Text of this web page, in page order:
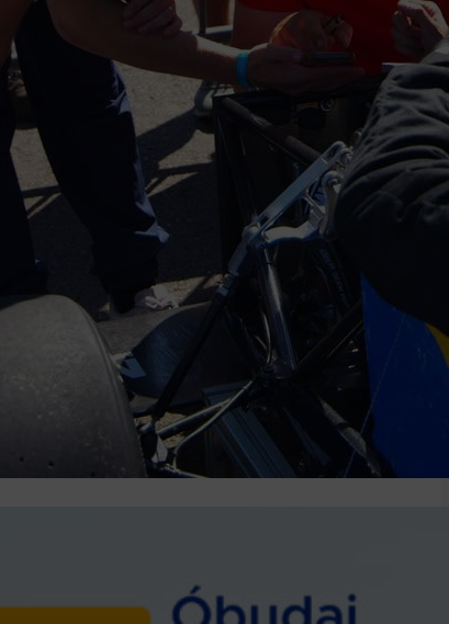
Írd be a naptáradba, mert